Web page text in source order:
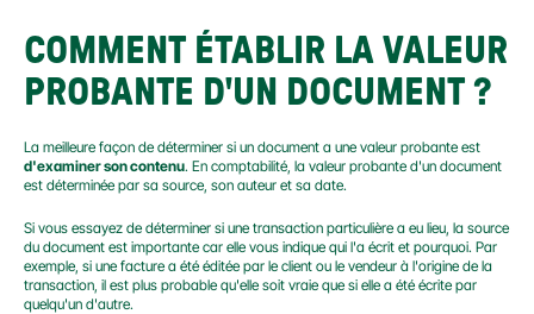
COMMENT ÉTABLIR LA VALEUR
PROBANTE D'UN DOCUMENT ?
d'examiner son contenu. En comptabilité, la valeur probante d'un document
est déterminée par sa source, son auteur et sa date.
Si vous essayez de déterminer si une transaction particulière a eu lieu, la source
du document est importante car elle vous indique qui l'a écrit et pourquoi. Par
exemple, si une facture a été éditée par le client ou le vendeur à l'origine de la
transaction, il est plus probable qu'elle soit vraie que si elle a été écrite par
quelqu'un d'autre.